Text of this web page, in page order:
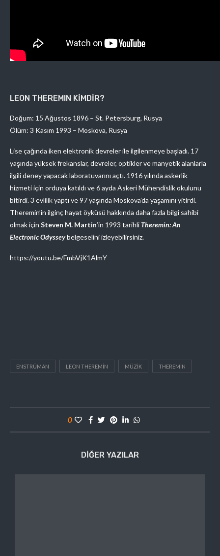
LEON THEREMIN KİMDİR?
Doğum: 15 Ağustos 1896 – St. Petersburg, Rusya
Ölüm: 3 Kasım 1993 – Moskova, Rusya
Lise çağında iken elektronik devreler ile ilgilenmeye başladı. 17
yaşında yüksek frekanslar, devreler, optikler ve manyetik alanlarla
ilgili deney yapacak laboratuvarını açtı. 1916 yılında askerlik
hizmeti için orduya katıldı ve 6 ayda Askeri Mühendislik okulunu
bitirdi. 3 evlilik yaptı ve 97 yaşında Moskova’da yaşamını yitirdi.
Theremin’in ilginç hayat öyküsü hakkında daha fazla bilgi sahibi
olmak için Steven M. Martin’in 1993 tarihli Theremin: An
Electronic Odysseybelgeselini izleyebilirsiniz.
https://youtu.be/FmbVjK1AlmY
ENSTRÜMAN LEON THEREMIN MÜZIK THEREMIN
0
DIĞER YAZILAR